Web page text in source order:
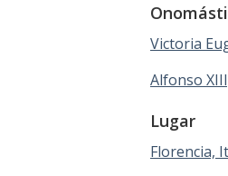
Victoria
Alfonso
Lugar
Florencia,